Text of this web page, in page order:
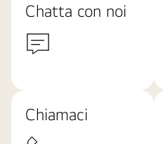
Chatta con noi
Chiamaci